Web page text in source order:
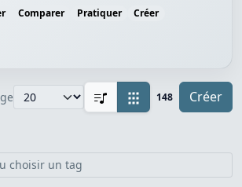
Comparer Pratiquer Créer
148 Créer